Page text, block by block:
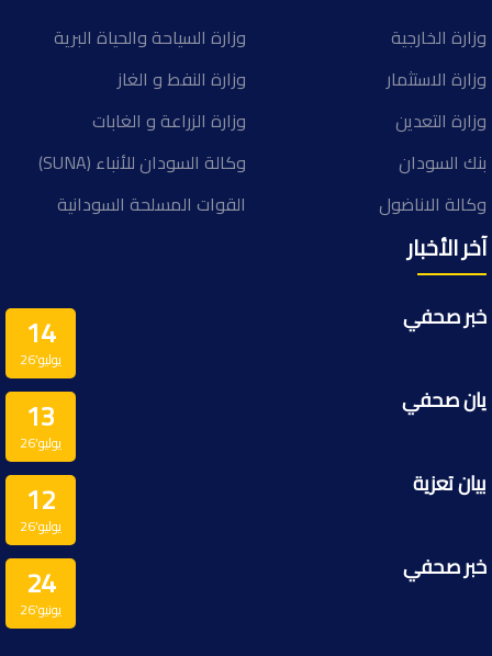
وزارة الخارجية
وزارة السياحة والحياة البرية
وزارة الاستثمار
وزارة النفط و الغاز
وزارة التعدين
وزارة الزراعة و الغابات
بنك السودان
وكالة السودان للأنباء (SUNA)
وكالة الاناضول
القوات المسلحة السودانية
آخر الأخبار
14
يوليو’26
خبر صحفي
13
يوليو’26
يان صحفي
12
يوليو’26
بيان تعزية
24
يونيو’26
خبر صحفي